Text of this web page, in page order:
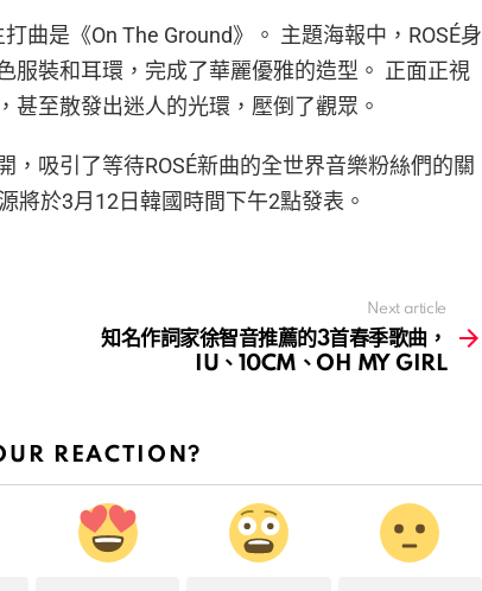
曲是《On The Ground》。 主題海報中，ROSÉ身
服裝和耳環，完成了華麗優雅的造型。 正面正視
甚至散發出迷人的光環，壓倒了觀眾。
，吸引了等待ROSÉ新曲的全世界音樂粉絲們的關
將於3月12日韓國時間下午2點發表。
Next article
知名作詞家徐智音推薦的3首春季歌曲，
IU、10CM、OH MY GIRL
REACTION?